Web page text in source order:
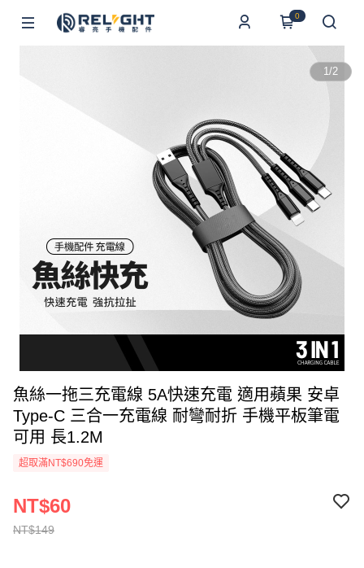
0
1/2
魚絲一拖三充電線 5A快速充電 適用蘋果 安卓
Type-C 三合一充電線 耐彎耐折 手機平板筆電
可用 長1.2M
超取滿NT$690免運
NT$149
NT$60